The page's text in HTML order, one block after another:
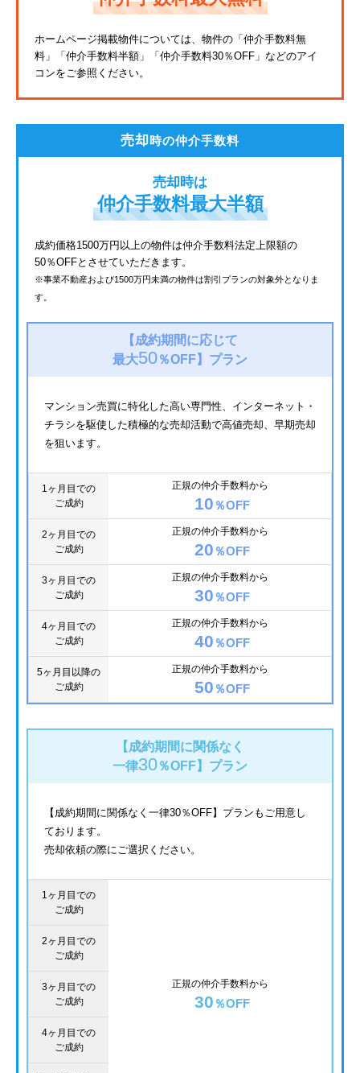
東武東上線
JR鶴見線
京成金町線
ホームページ掲載物件については、物件の「仲介手数料無
料」
「仲介手数料半額」「仲介手数料30％OFF」などのアイ
コンをご参照ください。
売却時の仲介手数料
売却時は
仲介手数料最大半額
成約価格1500万円以上の物件は仲介手数料法定上限額の
50％OFFとさせていただきます。
※事業不動産および1500万円未満の物件は割引プランの対象外となりま
す。
【成約期間に応じて
最大50％OFF】 プラン
マンション売買に特化した高い専門性、インターネット・
チラシを駆使した積極的な売却活動で高値売却、早期売却
を狙います。
1ヶ月目での
ご成約
正規の仲介手数料から
10 ％OFF
2ヶ月目での
ご成約
正規の仲介手数料から
20 ％OFF
3ヶ月目での
ご成約
正規の仲介手数料から
30 ％OFF
4ヶ月目での
ご成約
正規の仲介手数料から
40 ％OFF
5ヶ月目以降の
ご成約
正規の仲介手数料から
50 ％OFF
【成約期間に関係なく
一律30％OFF】 プラン
【成約期間に関係なく一律30％OFF】プランもご用意し
ております。
売却依頼の際にご選択ください。
1ヶ月目での
ご成約
正規の仲介手数料から
30 ％OFF
2ヶ月目での
ご成約
3ヶ月目での
ご成約
4ヶ月目での
ご成約